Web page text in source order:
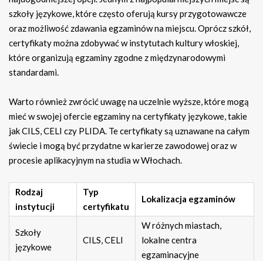
szkoły językowe, które często oferują kursy przygotowawcze
oraz możliwość zdawania egzaminów na miejscu. Oprócz szkół,
certyfikaty można zdobywać w instytutach kultury włoskiej,
które organizują egzaminy zgodne z międzynarodowymi
standardami.
Warto również zwrócić uwagę na uczelnie wyższe, które mogą
mieć w swojej ofercie egzaminy na certyfikaty językowe, takie
jak CILS, CELI czy PLIDA. Te certyfikaty są uznawane na całym
świecie i mogą być przydatne w karierze zawodowej oraz w
procesie aplikacyjnym na studia w Włochach.
Rodzaj
instytucji
Typ
certyfikatu
Lokalizacja egzaminów
Szkoły
językowe
CILS, CELI
W różnych miastach,
lokalne centra
egzaminacyjne